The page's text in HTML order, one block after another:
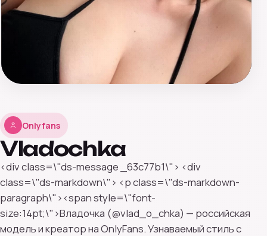
Onlyfans
Vladochka
<div class=\"ds-message _63c77b1\"> <div
class=\"ds-markdown\"> <p class=\"ds-markdown-
paragraph\"><span style=\"font-
size:14pt;\">Владочка (@vlad_o_chka) — российская
модель и креатор на OnlyFans. Узнаваемый стиль с